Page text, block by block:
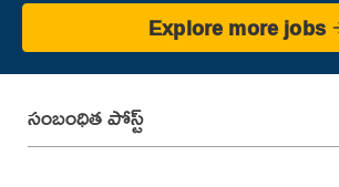
Explore more jobs
సంబంధిత పోస్ట్